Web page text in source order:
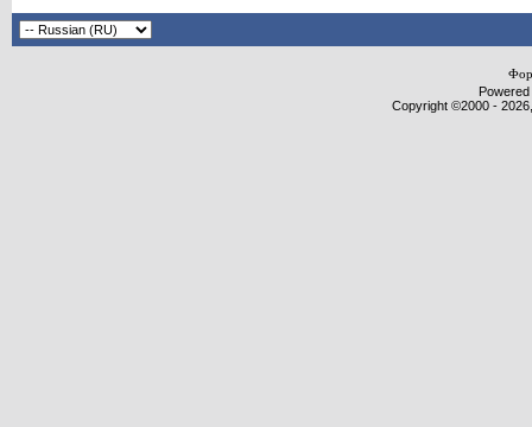
Copyright ©2000 -